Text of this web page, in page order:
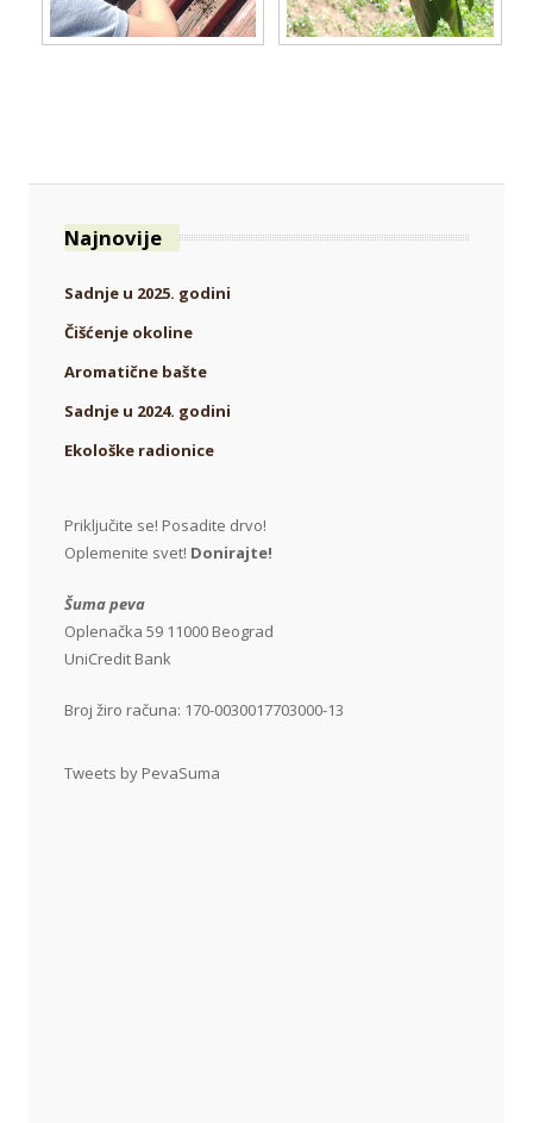
Najnovije
Sadnje u 2025. godini
Čišćenje okoline
Aromatične bašte
Sadnje u 2024. godini
Ekološke radionice
Priključite se! Posadite drvo!
Oplemenite svet! Donirajte!
Šuma peva
Oplenačka 59 11000 Beograd
UniCredit Bank
Broj žiro računa: 170-0030017703000-13
Tweets by PevaSuma